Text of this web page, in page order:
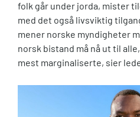
folk går under jorda, mister
med det også livsviktig
mener norske myndigheter
norsk bistand må nå ut til
mest marginaliserte, sier